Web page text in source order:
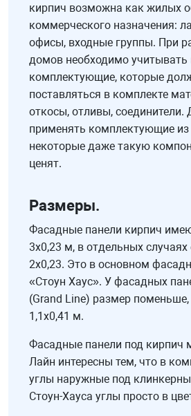
кирпич возможна как жилых
коммерческого назначения:
офисы, входные группы. При
домов необходимо учитывать
комплектующие, которые
поставляться в комплекте
откосы, отливы, соединители.
применять комплектующие из
некоторые даже такую
ценят.
Размеры.
Фасадные панели кирпич
3х0,23 м, в отдельных случаях
2х0,23. Это в основном
«Стоун Хаус». У фасадных
(Grand Line) размер поменьше,
1,1х0,41 м.
Фасадные панели под кирпич
Лайн интересны тем, что в
углы наружные под
Стоун-Хауса углы просто в